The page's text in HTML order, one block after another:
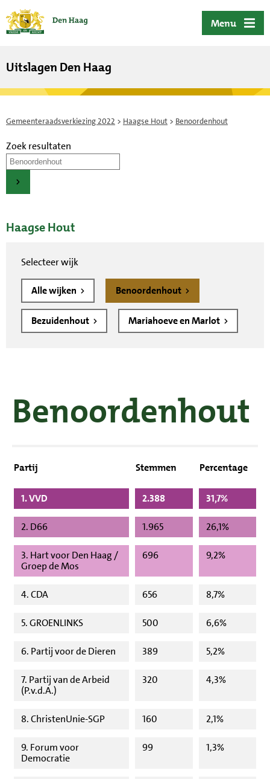
Menu
Uitslagen Den Haag
Gemeenteraadsverkiezing 2022 > Haagse Hout > Benoordenhout
Zoek resultaten
Haagse Hout
Selecteer wijk
Alle wijken Benoordenhout
Bezuidenhout Mariahoeve en Marlot
Benoordenhout
Partij Stemmen Percentage
1. VVD 2.388 31,7%
2. D66 1.965 26,1%
3. Hart voor Den Haag /
Groep de Mos
696 9,2%
4. CDA 656 8,7%
5. GROENLINKS 500 6,6%
6. Partij voor de Dieren 389 5,2%
7. Partij van de Arbeid
(P.v.d.A.)
320 4,3%
8. ChristenUnie-SGP 160 2,1%
9. Forum voor
Democratie
99 1,3%